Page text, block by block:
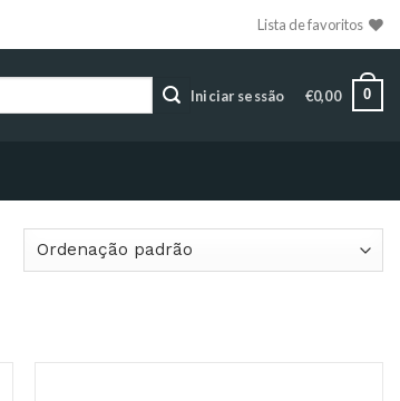
Lista de favoritos
Iniciar sessão €0,00 0